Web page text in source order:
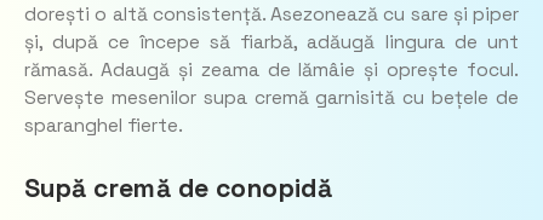
dorești o altă consistență. Asezonează cu sare și piper
și, după ce începe să fiarbă, adăugă lingura de unt
rămasă. Adaugă și zeama de lămâie și oprește focul.
Servește mesenilor supa cremă garnisită cu bețele de
sparanghel fierte.
Supă cremă de conopidă